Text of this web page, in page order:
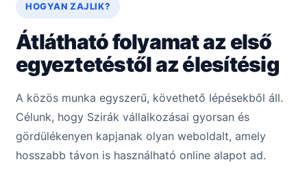
HOGYAN ZAJLIK?
Átlátható folyamat az első
egyeztetéstől az élesítésig
A közös munka egyszerű, követhető lépésekből áll.
Célunk, hogy Szirák vállalkozásai gyorsan és
gördülékenyen kapjanak olyan weboldalt, amely
hosszabb távon is használható online alapot ad.